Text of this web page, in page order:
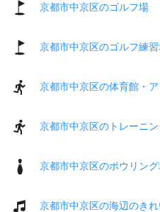
京都市中京区のゴルフ場
京都市中京区のゴルフ練
京都市中京区の体育館・
京都市中京区のトレーニ
京都市中京区のボウリン
京都市中京区の海辺のき